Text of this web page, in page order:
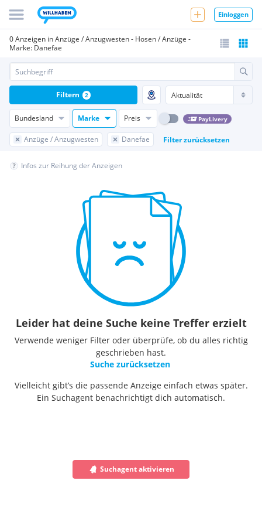
Einloggen
0 Anzeigen in Anzüge / Anzugwesten - Hosen / Anzüge -
Marke: Danefae
Bundesland Marke Preis PayLivery
Anzüge / Anzugwesten Danefae Filter zurücksetzen
Filtern 2
Infos zur Reihung der Anzeigen
Leider hat deine Suche keine Treffer erzielt
Verwende weniger Filter oder überprüfe, ob du alles richtig
geschrieben hast.
Suche zurücksetzen
Vielleicht gibt’s die passende Anzeige einfach etwas später.
Ein Suchagent benachrichtigt dich automatisch.
Suchagent aktivieren